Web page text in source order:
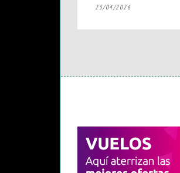
25/04/2026